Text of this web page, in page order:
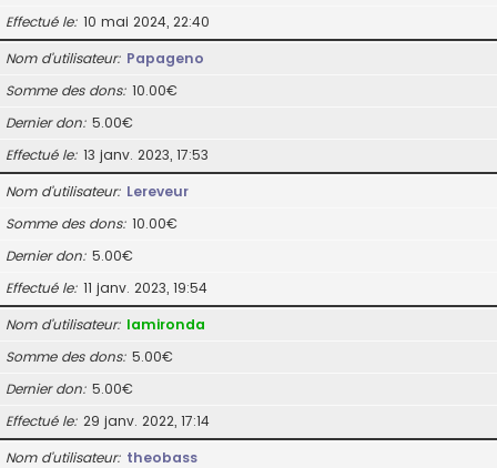
Effectué le 10 mai 2024, 22:40
Nom d’utilisateur Papageno
Somme des dons 10.00€
Dernier don 5.00€
Effectué le 13 janv. 2023, 17:53
Nom d’utilisateur Lereveur
Somme des dons 10.00€
Dernier don 5.00€
Effectué le 11 janv. 2023, 19:54
Nom d’utilisateur lamironda
Somme des dons 5.00€
Dernier don 5.00€
Effectué le 29 janv. 2022, 17:14
Nom d’utilisateur theobass